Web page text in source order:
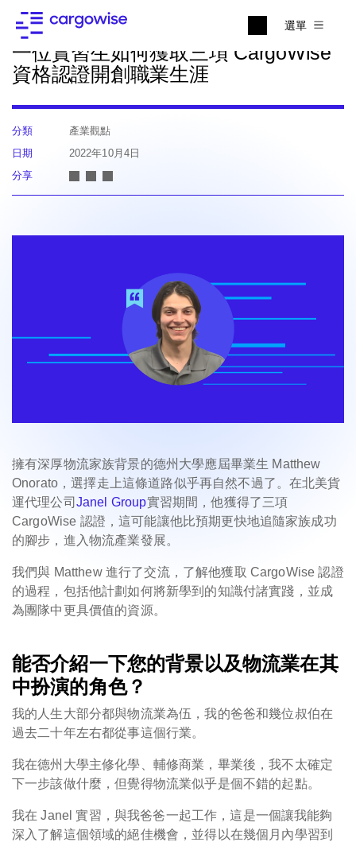
選單
回到最新消息
一位實習生如何獲取三項 CargoWise
資格認證開創職業生涯
分類
產業觀點
日期
2022年10月4日
分享
擁有深厚物流家族背景的德州大學應屆畢業生 Matthew
Onorato，選擇走上這條道路似乎再自然不過了。在北美貨
運代理公司 Janel Group實習期間，他獲得了三項
CargoWise 認證，這可能讓他比預期更快地追隨家族成功
的腳步，進入物流產業發展。
我們與 Matthew 進行了交流，了解他獲取 CargoWise 認證
的過程，包括他計劃如何將新學到的知識付諸實踐，並成
為團隊中更具價值的資源。
能否介紹一下您的背景以及物流業在其
中扮演的角色？
我的人生大部分都與物流業為伍，我的爸爸和幾位叔伯在
過去二十年左右都從事這個行業。
我在德州大學主修化學、輔修商業，畢業後，我不太確定
下一步該做什麼，但覺得物流業似乎是個不錯的起點。
我在 Janel 實習，與我爸爸一起工作，這是一個讓我能夠
深入了解這個領域的絕佳機會，並得以在幾個月內學習到